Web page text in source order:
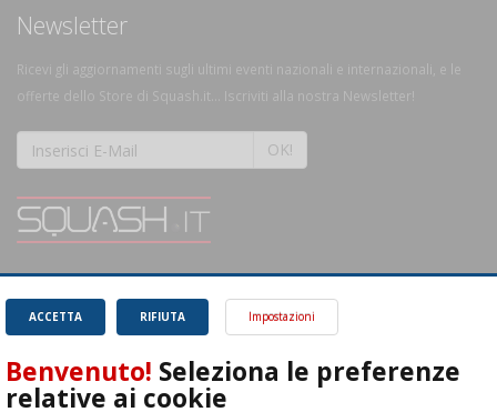
Newsletter
Ricevi gli aggiornamenti sugli ultimi eventi nazionali e internazionali, e le
offerte dello Store di Squash.it... Iscriviti alla nostra Newsletter!
OK!
SQUASH.it: Il punto di riferimento quotidiano per tutti gli amanti di questo
magnifico sport.
Leggi
RIFIUTA
ACCETTA Impostazioni
Benvenuto! Seleziona le preferenze
relative ai cookie